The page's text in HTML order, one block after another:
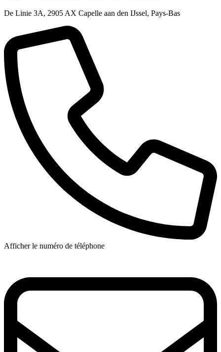
De Linie 3A, 2905 AX Capelle aan den IJssel, Pays-Bas
Afficher le numéro de téléphone